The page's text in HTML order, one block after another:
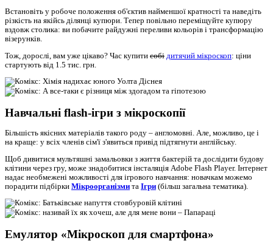
Встановіть у робоче положення об'єктив найменшої кратності та наведіть
різкість на якійсь ділянці купюри. Тепер повільно переміщуйте купюру
вздовж столика: ви побачите райдужні переливи кольорів і трансформацію
візерунків.
Тож, дорослі, вам уже цікаво? Час купити собі дитячий мікроскоп: ціни
стартують від 1.5 тис. грн.
Навчальні flash-ігри з мікроскопії
Більшість якісних матеріалів такого роду – англомовні. Але, можливо, це і
на краще: у всіх членів сім'ї з'явиться привід підтягнути англійську.
Щоб дивитися мультяшні замальовки з життя бактерій та дослідити будову
клітини через гру, може знадобитися інсталяція Adobe Flash Player. Інтернет
надає необмежені можливості для ігрового навчання: новачкам можемо
порадити підбірки Мікроорганізми та Ігри (більш загальна тематика).
Емулятор «Мікроскоп для смартфона»